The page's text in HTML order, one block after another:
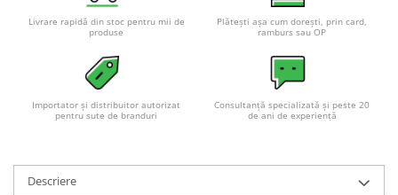
Statii de incarcare vehicule
Statii de incarcare
Cabluri de incarcare vehicule
electrice
Accesorii
Livrare rapidă din stoc pentru mii de
produse
Plătești așa cum dorești, prin card,
ramburs sau OP
Importator și distribuitor autorizat
pentru sute de branduri
Consultanță specializată și peste 20
de ani de experiență
Descriere